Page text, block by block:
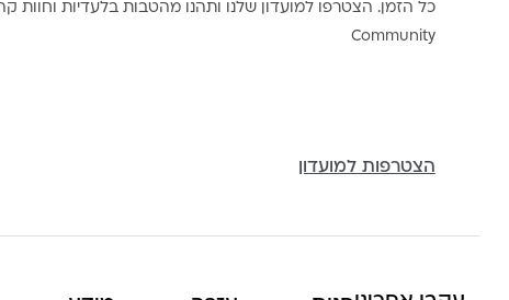
כל הזמן. הצטרפו למועדון שלנו ותהנו מהטבות בלעדיות וחוות
Community
הצטרפות למועדון